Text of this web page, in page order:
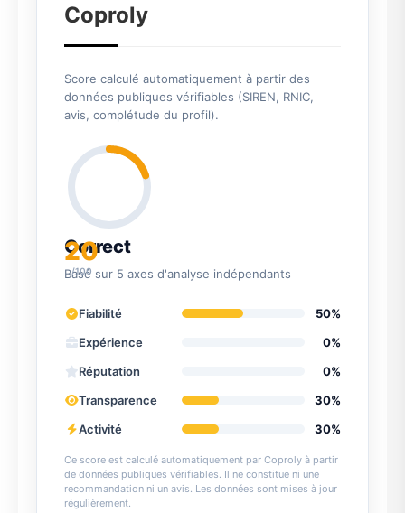
Coproly
Score calculé automatiquement à partir des
données publiques vérifiables (SIREN, RNIC,
avis, complétude du profil).
20
/100
Correct
Basé sur 5 axes d'analyse indépendants
Fiabilité
50%
Expérience
0%
Réputation
0%
Transparence
30%
Activité
30%
Ce score est calculé automatiquement par Coproly à partir
de données publiques vérifiables. Il ne constitue ni une
recommandation ni un avis. Les données sont mises à jour
régulièrement.